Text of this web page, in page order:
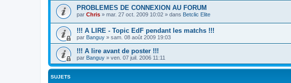
PROBLEMES DE CONNEXION AU FORUM
par Chris » mar. 27 oct. 2009 10:02 » dans Betclic Elite
!!! A LIRE - Topic EdF pendant les matchs !!!
par Banguy » sam. 08 août 2009 19:03
!!! A lire avant de poster !!!
par Banguy » ven. 07 juil. 2006 11:11
SUJETS